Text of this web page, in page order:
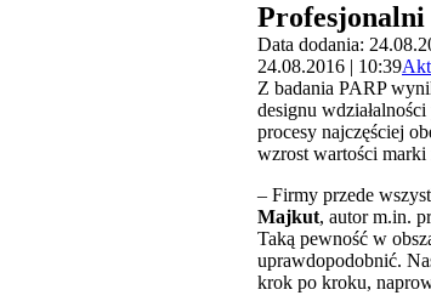
Profesjonalni
Data dodania:
24.08.2016 | 10:39
Z badania PARP
designu
procesy najczęściej
wzrost wartości
– Firmy przede
Majkut, autor m.in.
Taką pewność w
uprawdopodobnić.
krok po kroku,